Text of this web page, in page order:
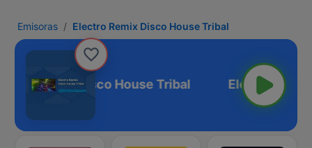
Emisoras Electro Remix Disco House Tribal
Remix Disco House Tribal